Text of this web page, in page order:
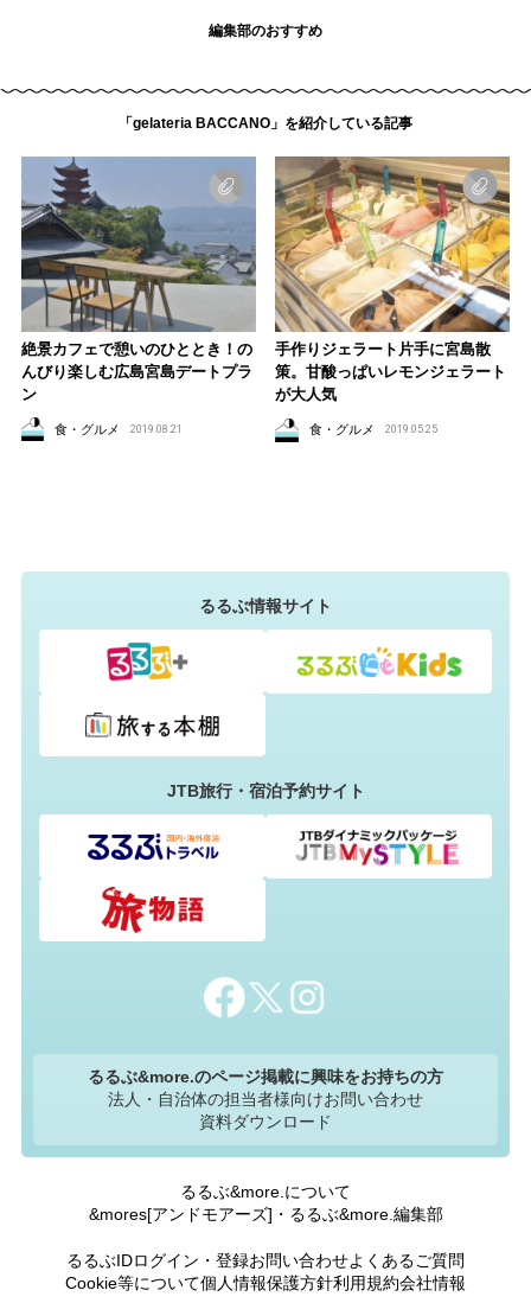
編集部のおすすめ
「gelateria BACCANO」を紹介している記事
絶景カフェで憩いのひととき！の
んびり楽しむ広島宮島デートプラ
ン
食・グルメ 2019.08.21
手作りジェラート片手に宮島散
策。甘酸っぱいレモンジェラート
が大人気
食・グルメ 2019.05.25
るるぶ情報サイト
JTB旅行・宿泊予約サイト
るるぶ&more.のページ掲載に興味をお持ちの方
法人・自治体の担当者様向けお問い合わせ
資料ダウンロード
るるぶ&more.について
&mores[アンドモアーズ]・るるぶ&more.編集部
るるぶIDログイン・登録お問い合わせよくあるご質問
Cookie等について個人情報保護方針利用規約会社情報